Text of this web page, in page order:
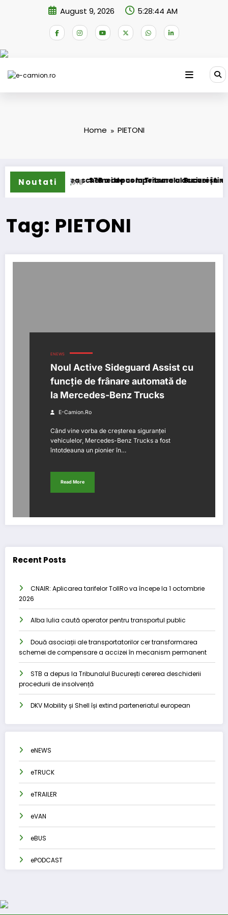
August 9, 2026 5:28:44 AM
Home PIETONI
Noutatischemei de compensare a accizei în
STB a depus la Tribunalul București
Tag: PIETONI
ENEWS
Noul Active Sideguard Assist cu
funcție de frânare automată de
la Mercedes-Benz Trucks
E-Camion.ro
Când vine vorba de creșterea siguranței
vehiculelor, Mercedes-Benz Trucks a fost
întotdeauna un pionier în…
Read More
Recent Posts
CNAIR: Aplicarea tarifelor TollRo va începe la 1 octombrie
2026
Alba Iulia caută operator pentru transportul public
Două asociații ale transportatorilor cer transformarea
schemei de compensare a accizei în mecanism permanent
STB a depus la Tribunalul București cererea deschiderii
procedurii de insolvență
DKV Mobility și Shell își extind parteneriatul european
eNEWS
eTRUCK
eTRAILER
eVAN
eBUS
ePODCAST